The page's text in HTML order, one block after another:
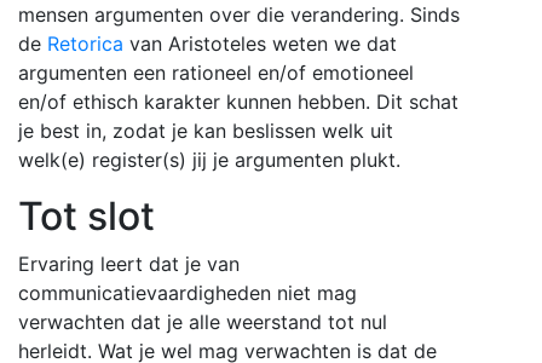
mensen argumenten over die verandering. Sinds
de Retorica van Aristoteles weten we dat
argumenten een rationeel en/of emotioneel
en/of ethisch karakter kunnen hebben. Dit schat
je best in, zodat je kan beslissen welk uit
welk(e) register(s) jij je argumenten plukt.
Tot slot
Ervaring leert dat je van
communicatievaardigheden niet mag
verwachten dat je alle weerstand tot nul
herleidt. Wat je wel mag verwachten is dat de